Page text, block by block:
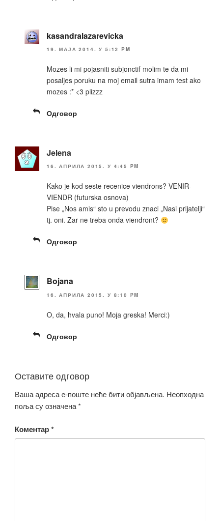
kasandralazarevicka
19. МАЈА 2014. У 5:12 PM
Mozes li mi pojasniti subjonctif molim te da mi
posaljes poruku na moj email sutra imam test ako
mozes :* <3 plizzz
Одговор
Jelena
16. АПРИЛА 2015. У 4:45 PM
Kako je kod seste recenice viendrons? VENIR-
VIENDR (futurska osnova)
Pise „Nos amis“ sto u prevodu znaci „Nasi prijatelji“
tj. oni. Zar ne treba onda viendront?
Одговор
Bojana
16. АПРИЛА 2015. У 8:10 PM
O, da, hvala puno! Moja greska! Merci:)
Одговор
Оставите одговор
Ваша адреса е-поште неће бити објављена. Неопходна
поља су означена*
Коментар*